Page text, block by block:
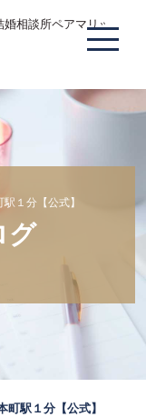
相談所ペアマリッジ 本
１分【公式】
グ
駅１分【公式】